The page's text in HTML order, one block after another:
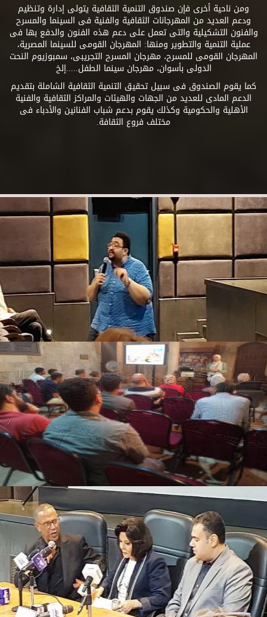
ومن ناحية أخرى فإن صندوق التنمية الثقافية يتولى إدارة وتنظيم
ودعم العديد من المهرجانات الثقافية والفنية فى السينما والمسرح
والفنون التشكيلية والتى تعمل على دعم هذه الفنون والدفع بها فى
عملية التنمية والتطوير ومنها: المهرجان القومى للسينما المصرية،
المهرجان القومى للمسرح، مهرجان المسرح التجريبى، سمبوزيوم النحت
الدولى بأسوان، مهرجان سينما الطفل.....إلخ
كما يقوم الصندوق فى سبيل تحقيق التنمية الثقافية الشاملة بتقديم
الدعم المادى للعديد من الجهات والهيئات والمراكز الثقافية والفنية
الأهلية والحكومية وكذلك يقوم بدعم شباب الفنانين والأدباء فى
مختلف فروع الثقافة.